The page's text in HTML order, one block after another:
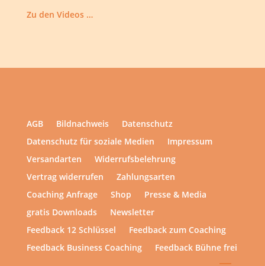
Zu den Videos …
AGB Bildnachweis
Datenschutz
Datenschutz für soziale Medien
Impressum
Versandarten
Widerrufsbelehrung
Vertrag widerrufen
Zahlungsarten
Coaching Anfrage
Shop
Presse & Media
gratis Downloads
Newsletter
Feedback 12 Schlüssel
Feedback zum Coaching
Feedback Business Coaching
Feedback Bühne frei